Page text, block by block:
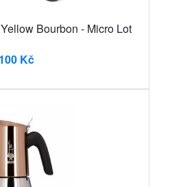
Bourbon - Micro Lot
100 Kč